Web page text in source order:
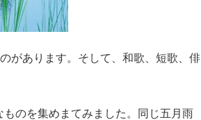
があります。そして、和歌、短歌、俳
のを集めまてみました。同じ五月雨